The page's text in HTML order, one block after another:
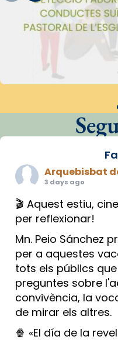
Arquebisbat
3 days ago
🎬 Aquest estiu,
per reflexionar!
Mn. Peio Sánchez
per a aquestes
tots els públics
preguntes sobre
convivència, la
de mirar els altres.
🍿 «El día de la